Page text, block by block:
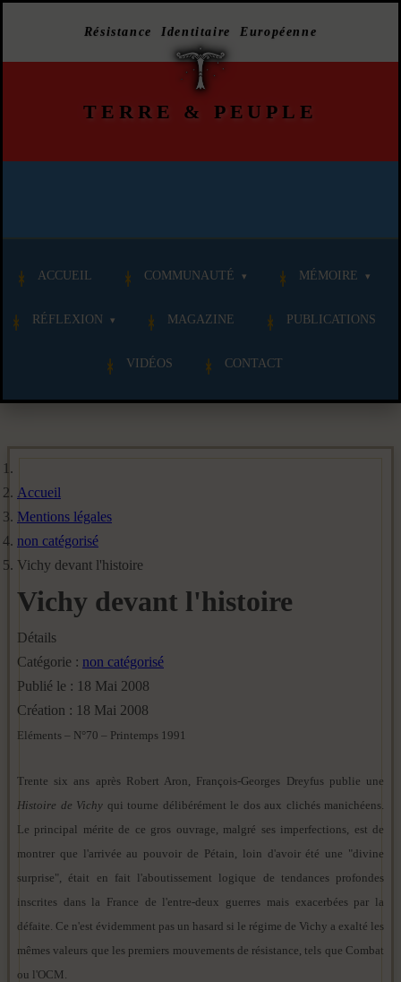
Résistance Identitaire Européenne
TERRE & PEUPLE
ACCUEIL COMMUNAUTÉ MÉMOIRE
RÉFLEXION MAGAZINE PUBLICATIONS
VIDÉOS CONTACT
Accueil
Mentions légales
non catégorisé
Vichy devant l'histoire
Vichy devant l'histoire
Détails
Catégorie : non catégorisé
Publié le : 18 Mai 2008
Création : 18 Mai 2008
Eléments – N°70 – Printemps 1991
Trente six ans après Robert Aron, François-Georges Dreyfus publie une
Histoire de Vichy qui tourne délibérément le dos aux clichés manichéens.
Le principal mérite de ce gros ouvrage, malgré ses imperfections, est de
montrer que l'arrivée au pouvoir de Pétain, loin d'avoir été une "divine
surprise", était en fait l'aboutissement logique de tendances profondes
inscrites dans la France de l'entre-deux guerres mais exacerbées par la
défaite. Ce n'est évidemment pas un hasard si le régime de Vichy a exalté les
mêmes valeurs que les premiers mouvements de résistance, tels que Combat
ou l'OCM.